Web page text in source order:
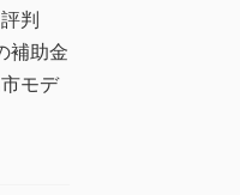
判
補助金
モデ